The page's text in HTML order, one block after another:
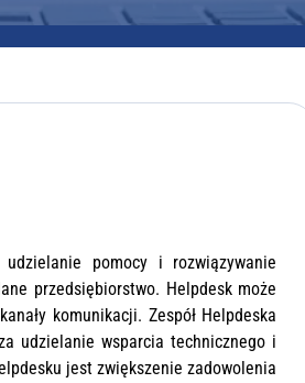
pomocy i rozwiązywanie
przedsiębiorstwo. Helpdesk może
komunikacji. Zespół Helpdeska
udzielanie wsparcia technicznego i
jest zwiększenie zadowolenia